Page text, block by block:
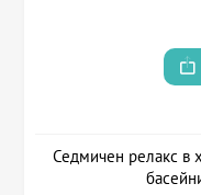
Седмичен релакс в